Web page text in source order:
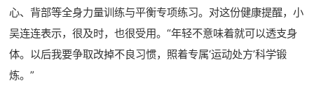
心、背部等全身力量训练与平衡专项练习。对这份健康提醒，小
吴连连表示，很及时，也很受用。“年轻不意味着就可以透支身
体。以后我要争取改掉不良习惯，照着专属‘运动处方’科学锻
炼。”